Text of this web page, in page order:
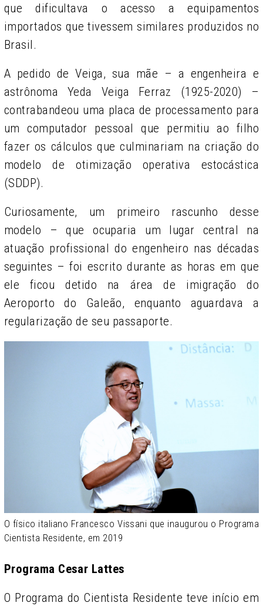
que dificultava o acesso a equipamentos
importados que tivessem similares produzidos no
Brasil.
A pedido de Veiga, sua mãe – a engenheira e
astrônoma Yeda Veiga Ferraz (1925-2020) –
contrabandeou uma placa de processamento para
um computador pessoal que permitiu ao filho
fazer os cálculos que culminariam na criação do
modelo de otimização operativa estocástica
(SDDP).
Curiosamente, um primeiro rascunho desse
modelo – que ocuparia um lugar central na
atuação profissional do engenheiro nas décadas
seguintes – foi escrito durante as horas em que
ele ficou detido na área de imigração do
Aeroporto do Galeão, enquanto aguardava a
regularização de seu passaporte.
O físico italiano Francesco Vissani que inaugurou o Programa
Cientista Residente, em 2019
Programa Cesar Lattes
O Programa do Cientista Residente teve início em